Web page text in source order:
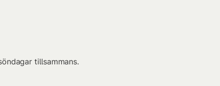
tillsammans.